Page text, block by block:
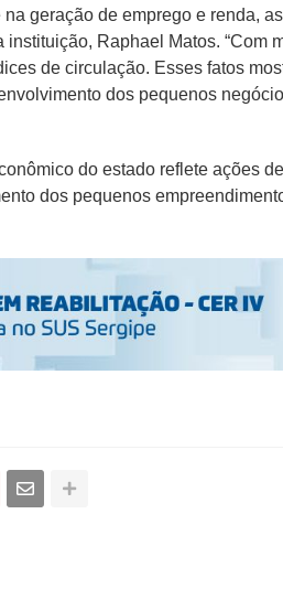
geração de emprego e renda,
Raphael Matos. “Com
de circulação. Esses fatos
dos pequenos
do estado reflete ações
dos pequenos